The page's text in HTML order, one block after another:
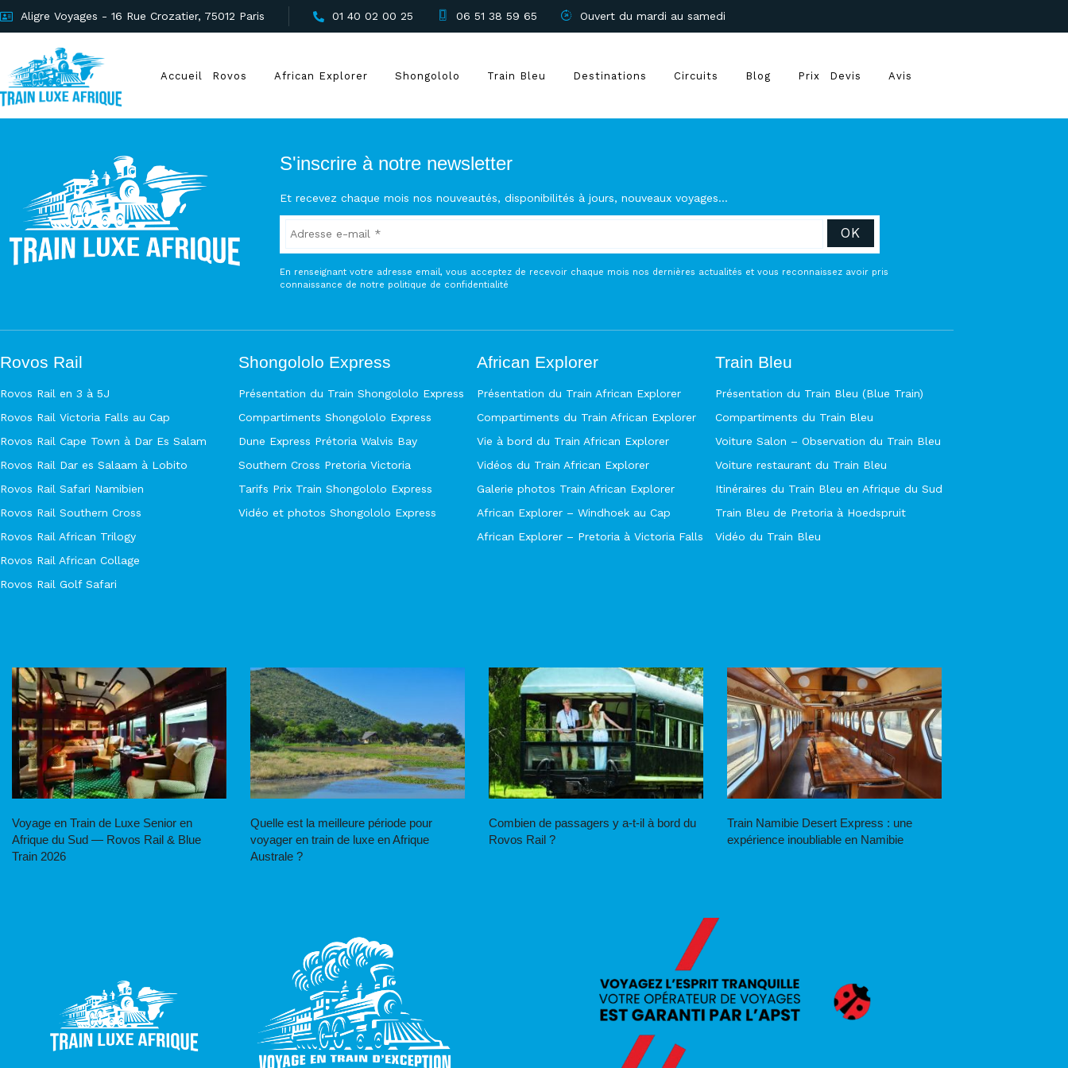
Aligre Voyages - 16 Rue Crozatier, 75012 Paris 01 40 02 00 25 06 51 38 59 65 Ouvert du mardi au samedi
Accueil Rovos African Explorer Shongololo Train Bleu Destinations Circuits Blog Prix Devis Avis
S'inscrire à notre newsletter
Et recevez chaque mois nos nouveautés, disponibilités à jours, nouveaux voyages…
En renseignant votre adresse email, vous acceptez de recevoir chaque mois nos dernières actualités et vous reconnaissez avoir pris
connaissance de notre politique de confidentialité
Rovos Rail
Rovos Rail en 3 à 5J
Rovos Rail Victoria Falls au Cap
Rovos Rail Cape Town à Dar Es Salam
Rovos Rail Dar es Salaam à Lobito
Rovos Rail Safari Namibien
Rovos Rail Southern Cross
Rovos Rail African Trilogy
Rovos Rail African Collage
Rovos Rail Golf Safari
Shongololo Express
Présentation du Train Shongololo Express
Compartiments Shongololo Express
Dune Express Prétoria Walvis Bay
Southern Cross Pretoria Victoria
Tarifs Prix Train Shongololo Express
Vidéo et photos Shongololo Express
African Explorer
Présentation du Train African Explorer
Compartiments du Train African Explorer
Vie à bord du Train African Explorer
Vidéos du Train African Explorer
Galerie photos Train African Explorer
African Explorer – Windhoek au Cap
African Explorer – Pretoria à Victoria Falls
Train Bleu
Présentation du Train Bleu (Blue Train)
Compartiments du Train Bleu
Voiture Salon – Observation du Train Bleu
Voiture restaurant du Train Bleu
Itinéraires du Train Bleu en Afrique du Sud
Train Bleu de Pretoria à Hoedspruit
Vidéo du Train Bleu
Voyage en Train de Luxe Senior en
Afrique du Sud — Rovos Rail & Blue
Train 2026
Quelle est la meilleure période pour
voyager en train de luxe en Afrique
Australe ?
Combien de passagers y a-t-il à bord du
Rovos Rail ?
Train Namibie Desert Express : une
expérience inoubliable en Namibie